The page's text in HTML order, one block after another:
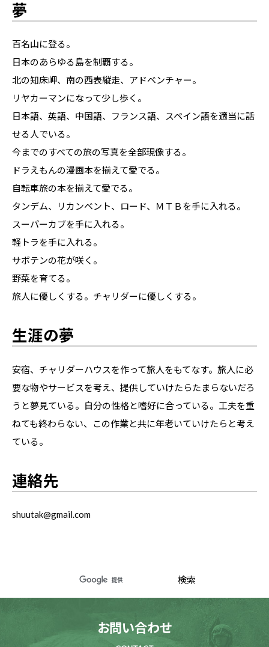
夢
百名山に登る。
日本のあらゆる島を制覇する。
北の知床岬、南の西表縦走、アドベンチャー。
リヤカーマンになって少し歩く。
日本語、英語、中国語、フランス語、スペイン語を適当に話
せる人でいる。
今までのすべての旅の写真を全部現像する。
ドラえもんの漫画本を揃えて愛でる。
自転車旅の本を揃えて愛でる。
タンデム、リカンベント、ロード、ＭＴＢを手に入れる。
スーパーカブを手に入れる。
軽トラを手に入れる。
サボテンの花が咲く。
野菜を育てる。
旅人に優しくする。チャリダーに優しくする。
生涯の夢
安宿、チャリダーハウスを作って旅人をもてなす。旅人に必
要な物やサービスを考え、提供していけたらたまらないだろ
うと夢見ている。自分の性格と嗜好に合っている。工夫を重
ねても終わらない、この作業と共に年老いていけたらと考え
ている。
連絡先
shuutak@gmail.com
お問い合わせ